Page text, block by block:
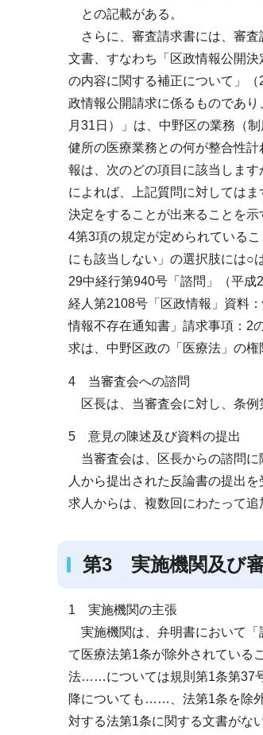
との記載がある。
さらに、審査請求書には、審査
文書、すなわち「区政情報公開
の内容に関する補正について」
政情報公開請求に係るものであ
月31日）」は、中野区の業務（
健所の医療業務との何が整合性
報は、次のどの項目に該当しま
によれば、上記質問に対しては
決定をすることが出来ることを
4第3項の規定が定められている
にも該当しない」の選択肢には○
29中経行第940号「諮問」（平
経人第2108号「区政情報」資料
情報不存在通知書」請求事項：2
求は、中野区政の「医療法」の
4 当審査会への諮問
区長は、当審査会に対し、条例
5 意見の陳述及び資料の提出
当審査会は、区長からの諮問に
人から提出された反論書の提出
求人からは、複数回にわたって追
第3 実施機関及び
1 実施機関の主張
実施機関は、弁明書において
て医療法第1条が除外されている
法……については規則第1条第37
降についても……、法第1条を除
対する法第1条に関する文書が